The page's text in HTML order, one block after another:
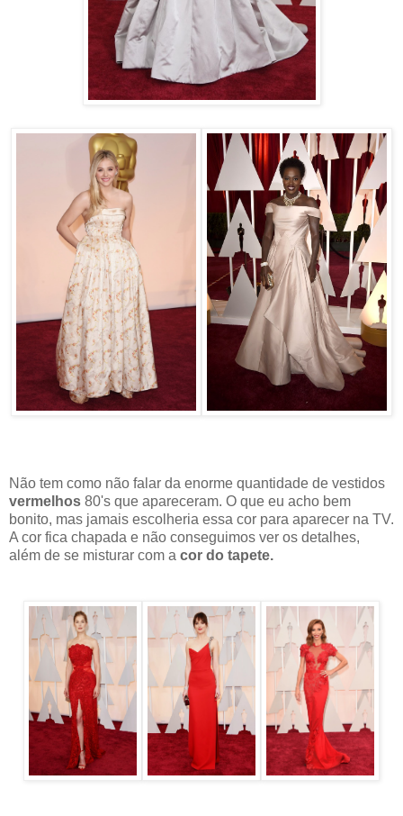
Não tem como não falar da enorme quantidade de vestidos
vermelhos 80's que apareceram. O que eu acho bem
bonito, mas jamais escolheria essa cor para aparecer na TV.
A cor fica chapada e não conseguimos ver os detalhes,
além de se misturar com a cor do tapete.